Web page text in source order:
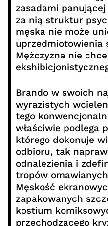
zasadami
za nią struktur
męska nie może
uprzedmiotowienia
Mężczyzna nie
Brando w swoich
wyrazistych
tego
właściwie podlega
którego dokonuje
odbioru, tak
odnalezienia i
tropów
Męskość
zapakowanych
kostium
przechodzącego